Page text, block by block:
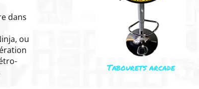
dans
ou
Tabourets arcade